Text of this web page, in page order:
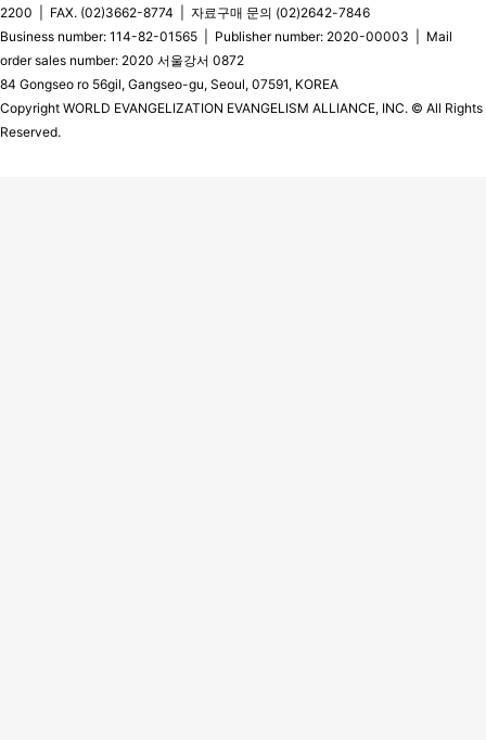
2200 | FAX. (02)3662-8774 | 자료구매 문의 (02)2642-7846
Business number: 114-82-01565 | Publisher number: 2020-00003 | Mail
order sales number: 2020 서울강서 0872
84 Gongseo ro 56gil, Gangseo-gu, Seoul, 07591, KOREA
Copyright WORLD EVANGELIZATION EVANGELISM ALLIANCE, INC. © All Rights
Reserved.